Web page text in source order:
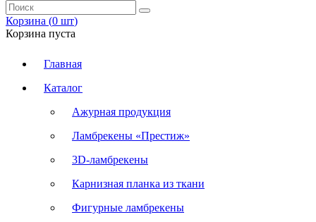
Корзина (0 шт)
Корзина пуста
Главная
Каталог
Ажурная продукция
Ламбрекены «Престиж»
3D-ламбрекены
Карнизная планка из ткани
Фигурные ламбрекены